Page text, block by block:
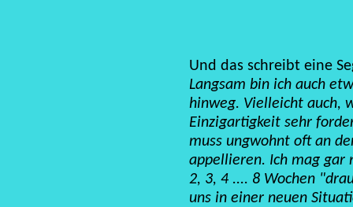
Und das schreibt eine
Langsam bin ich auch
hinweg. Vielleicht auch,
Einzigartigkeit sehr
muss ungwohnt oft an
appellieren. Ich mag gar
2, 3, 4 .... 8 Wochen
uns in einer neuen